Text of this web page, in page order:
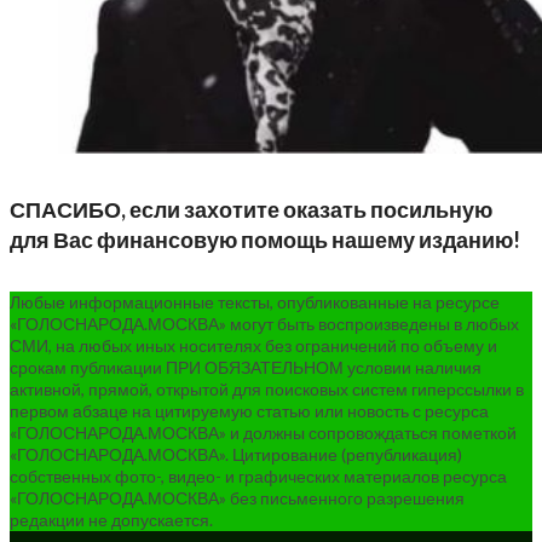
СПАСИБО, если захотите оказать посильную
для Вас финансовую помощь нашему изданию!
Любые информационные тексты, опубликованные на ресурсе
«ГОЛОСНАРОДА.МОСКВА» могут быть воспроизведены в любых
СМИ, на любых иных носителях без ограничений по объему и
срокам публикации ПРИ ОБЯЗАТЕЛЬНОМ условии наличия
активной, прямой, открытой для поисковых систем гиперссылки в
первом абзаце на цитируемую статью или новость с ресурса
«ГОЛОСНАРОДА.МОСКВА» и должны сопровождаться пометкой
«ГОЛОСНАРОДА.МОСКВА». Цитирование (републикация)
собственных фото-, видео- и графических материалов ресурса
«ГОЛОСНАРОДА.МОСКВА» без письменного разрешения
редакции не допускается.